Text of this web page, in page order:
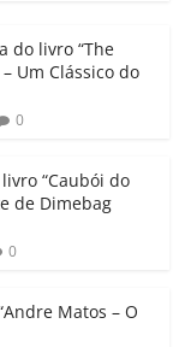
p
y
Li
k
m
p
h
ar
do livro “The
Um Clássico do
0
“Caubói do
de Dimebag
0
Matos – O